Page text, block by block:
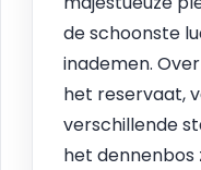
de schoonste
inademen.
het reservaat,
verschillende
het dennenbos